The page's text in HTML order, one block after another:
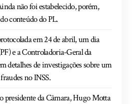
não foi estabelecido, porém,
conteúdo do PL.
em 24 de abril, um dia
e a Controladoria-Geral da
detalhes de investigações sobre um
no INSS.
presidente da Câmara, Hugo Motta